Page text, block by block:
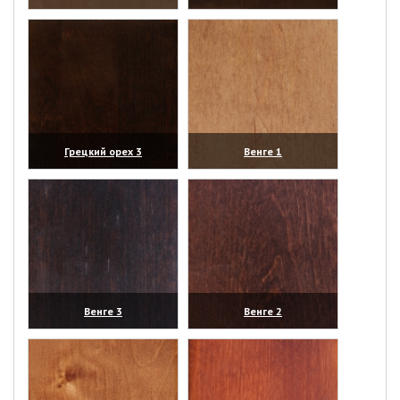
(увеличить) (увеличить)
Грецкий орех 3
(увеличить)
Венге 1
(увеличить)
Венге 3
(увеличить)
Венге 2
(увеличить)